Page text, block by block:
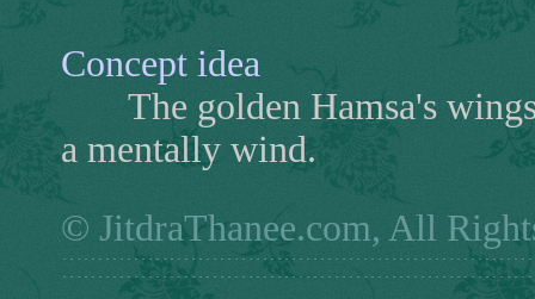
Concept idea
The golden Hamsa's wings
a mentally wind.
© JitdraThanee.com, All